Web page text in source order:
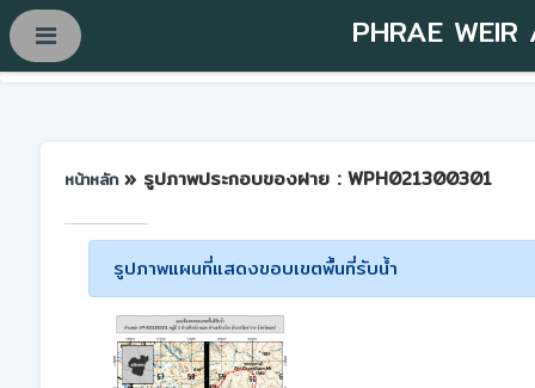
PHRAE WEIR
หน้าหลัก » รูปภาพประกอบของฝาย : WPH021300301
รูปภาพแผนที่แสดงขอบเขตพื้นที่รับน้ำ